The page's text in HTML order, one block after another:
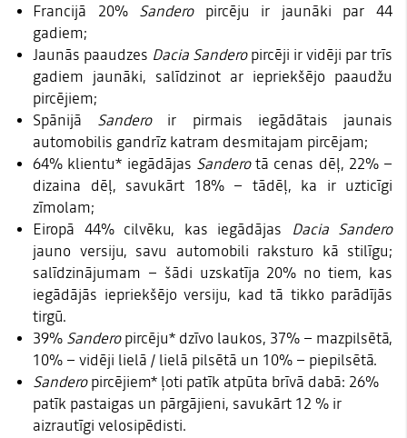
Francijā 20% Sanderopircēju ir jaunāki par 44
gadiem;
Jaunās paaudzes Dacia Sanderopircēji ir vidēji par trīs
gadiem jaunāki, salīdzinot ar iepriekšējo paaudžu
pircējiem;
Spānijā Sanderoir pirmais iegādātais jaunais
automobilis gandrīz katram desmitajam pircējam;
64% klientu* iegādājas Sanderotā cenas dēļ, 22% –
dizaina dēļ, savukārt 18% – tādēļ, ka ir uzticīgi
zīmolam;
Eiropā 44% cilvēku, kas iegādājas
Dacia Sandero
jauno versiju, savu automobili raksturo kā stilīgu;
salīdzinājumam – šādi uzskatīja 20% no tiem, kas
iegādājās iepriekšējo versiju, kad tā tikko parādījās
tirgū.
39% Sanderopircēju* dzīvo laukos, 37% – mazpilsētā,
10% – vidēji lielā / lielā pilsētā un 10% – piepilsētā.
Sanderopircējiem* ļoti patīk atpūta brīvā dabā: 26%
patīk pastaigas un pārgājieni, savukārt 12 % ir
aizrautīgi velosipēdisti.